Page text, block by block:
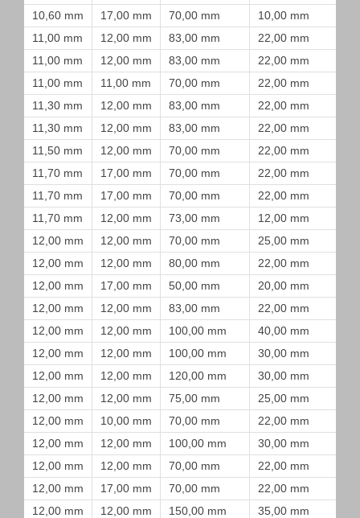
10,60 mm
17,00 mm 70,00 mm
10,00 mm
11,00 mm
12,00 mm 83,00 mm
22,00 mm
11,00 mm
12,00 mm 83,00 mm
22,00 mm
11,00 mm
11,00 mm 70,00 mm
22,00 mm
11,30 mm
12,00 mm 83,00 mm
22,00 mm
11,30 mm
12,00 mm 83,00 mm
22,00 mm
11,50 mm
12,00 mm 70,00 mm
22,00 mm
11,70 mm
17,00 mm 70,00 mm
22,00 mm
11,70 mm
17,00 mm 70,00 mm
22,00 mm
11,70 mm
12,00 mm 73,00 mm
12,00 mm
12,00 mm
12,00 mm 70,00 mm
25,00 mm
12,00 mm
12,00 mm 80,00 mm
22,00 mm
12,00 mm
17,00 mm 50,00 mm
20,00 mm
12,00 mm
12,00 mm 83,00 mm
22,00 mm
12,00 mm
12,00 mm 100,00 mm
40,00 mm
12,00 mm
12,00 mm 100,00 mm
30,00 mm
12,00 mm
12,00 mm 120,00 mm
30,00 mm
12,00 mm
12,00 mm 75,00 mm
25,00 mm
12,00 mm
10,00 mm 70,00 mm
22,00 mm
12,00 mm
12,00 mm 100,00 mm
30,00 mm
12,00 mm
12,00 mm 70,00 mm
22,00 mm
12,00 mm
17,00 mm 70,00 mm
22,00 mm
12,00 mm
12,00 mm 150,00 mm
35,00 mm